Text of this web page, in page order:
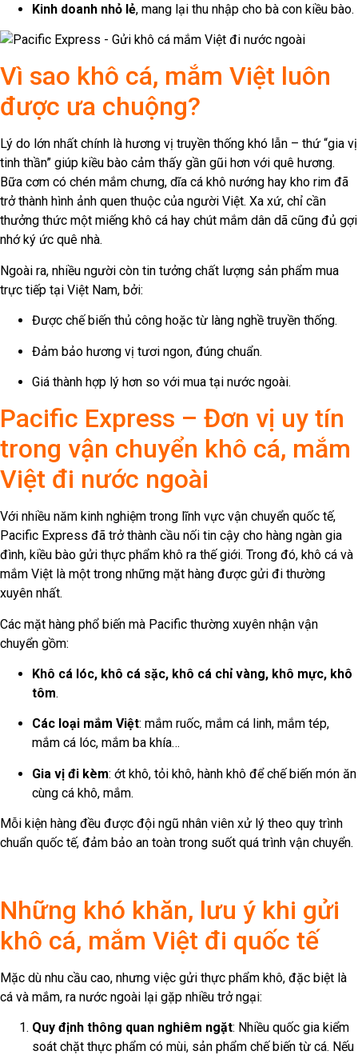
Kinh doanh nhỏ lẻ, mang lại thu nhập cho bà con kiều bào.
Vì sao khô cá, mắm Việt luôn
được ưa chuộng?
Lý do lớn nhất chính là hương vị truyền thống khó lẫn – thứ “gia vị
tinh thần” giúp kiều bào cảm thấy gần gũi hơn với quê hương.
Bữa cơm có chén mắm chưng, dĩa cá khô nướng hay kho rim đã
trở thành hình ảnh quen thuộc của người Việt. Xa xứ, chỉ cần
thưởng thức một miếng khô cá hay chút mắm dân dã cũng đủ gợi
nhớ ký ức quê nhà.
Ngoài ra, nhiều người còn tin tưởng chất lượng sản phẩm mua
trực tiếp tại Việt Nam, bởi:
Được chế biến thủ công hoặc từ làng nghề truyền thống.
Đảm bảo hương vị tươi ngon, đúng chuẩn.
Giá thành hợp lý hơn so với mua tại nước ngoài.
Pacific Express – Đơn vị uy tín
trong vận chuyển khô cá, mắm
Việt đi nước ngoài
Với nhiều năm kinh nghiệm trong lĩnh vực vận chuyển quốc tế,
Pacific Express đã trở thành cầu nối tin cậy cho hàng ngàn gia
đình, kiều bào gửi thực phẩm khô ra thế giới. Trong đó, khô cá và
mắm Việt là một trong những mặt hàng được gửi đi thường
xuyên nhất.
Các mặt hàng phổ biến mà Pacific thường xuyên nhận vận
chuyển gồm:
Khô cá lóc, khô cá sặc, khô cá chỉ vàng, khô mực, khô
tôm.
Các loại mắm Việt: mắm ruốc, mắm cá linh, mắm tép,
mắm cá lóc, mắm ba khía…
Gia vị đi kèm: ớt khô, tỏi khô, hành khô để chế biến món ăn
cùng cá khô, mắm.
Mỗi kiện hàng đều được đội ngũ nhân viên xử lý theo quy trình
chuẩn quốc tế, đảm bảo an toàn trong suốt quá trình vận chuyển.
Những khó khăn, lưu ý khi gửi
khô cá, mắm Việt đi quốc tế
Mặc dù nhu cầu cao, nhưng việc gửi thực phẩm khô, đặc biệt là
cá và mắm, ra nước ngoài lại gặp nhiều trở ngại:
Quy định thông quan nghiêm ngặt: Nhiều quốc gia kiểm
soát chặt thực phẩm có mùi, sản phẩm chế biến từ cá. Nếu